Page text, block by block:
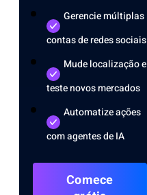
Gerencie múltiplas
contas de redes sociais
Mude localização e
teste novos mercados
Automatize ações
com agentes de IA
Comece